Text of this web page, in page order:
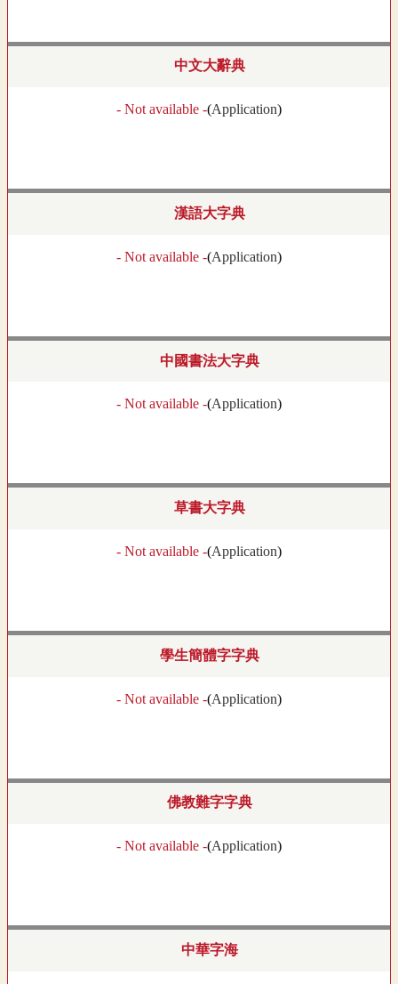
中文大辭典
- Not available -(Application)
漢語大字典
- Not available -(Application)
中國書法大字典
- Not available -(Application)
草書大字典
- Not available -(Application)
學生簡體字字典
- Not available -(Application)
佛教難字字典
- Not available -(Application)
中華字海